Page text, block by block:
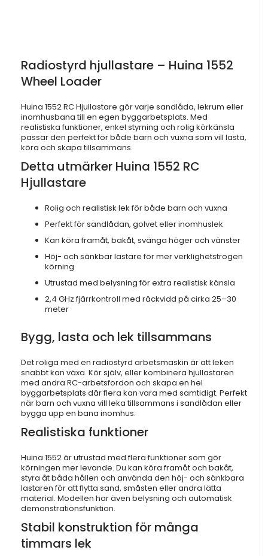
Radiostyrd hjullastare – Huina 1552
Wheel Loader
Huina 1552 RC Hjullastare gör varje sandlåda, lekrum eller
inomhusbana till en egen byggarbetsplats. Med
realistiska funktioner, enkel styrning och rolig körkänsla
passar den perfekt för både barn och vuxna som vill lasta,
köra och skapa tillsammans.
Detta utmärker Huina 1552 RC
Hjullastare
Rolig och realistisk lek för både barn och vuxna
Perfekt för sandlådan, golvet eller inomhuslek
Kan köra framåt, bakåt, svänga höger och vänster
Höj- och sänkbar lastare för mer verklighetstrogen
körning
Utrustad med belysning för extra realistisk känsla
2,4 GHz fjärrkontroll med räckvidd på cirka 25–30
meter
Bygg, lasta och lek tillsammans
Det roliga med en radiostyrd arbetsmaskin är att leken
snabbt kan växa. Kör själv, eller kombinera hjullastaren
med andra RC-arbetsfordon och skapa en hel
byggarbetsplats där flera kan vara med samtidigt. Perfekt
när barn och vuxna vill leka tillsammans i sandlådan eller
bygga upp en bana inomhus.
Realistiska funktioner
Huina 1552 är utrustad med flera funktioner som gör
körningen mer levande. Du kan köra framåt och bakåt,
styra åt båda hållen och använda den höj- och sänkbara
lastaren för att flytta sand, småsten eller andra lätta
material. Modellen har även belysning och automatisk
demonstrationsfunktion.
Stabil konstruktion för många
timmars lek